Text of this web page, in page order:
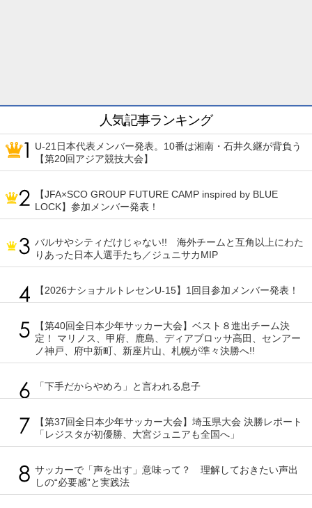
人気記事ランキング
U-21日本代表メンバー発表。10番は湘南・石井久継が背負う
【第20回アジア競技大会】
【JFA×SCO GROUP FUTURE CAMP inspired by BLUE
LOCK】参加メンバー発表！
バルサやシティだけじゃない!! 海外チームと互角以上にわた
りあった日本人選手たち／ジュニサカMIP
【2026ナショナルトレセンU-15】1回目参加メンバー発表！
【第40回全日本少年サッカー大会】ベスト８進出チーム決
定！ マリノス、甲府、鹿島、ディアブロッサ高田、センアー
ノ神戸、府中新町、新座片山、札幌が準々決勝へ!!
「下手だからやめろ」と言われる息子
【第37回全日本少年サッカー大会】埼玉県大会 決勝レポート
「レジスタが初優勝、大宮ジュニアも全国へ」
サッカーで「声を出す」意味って？ 理解しておきたい声出
しの“必要感”と実践法